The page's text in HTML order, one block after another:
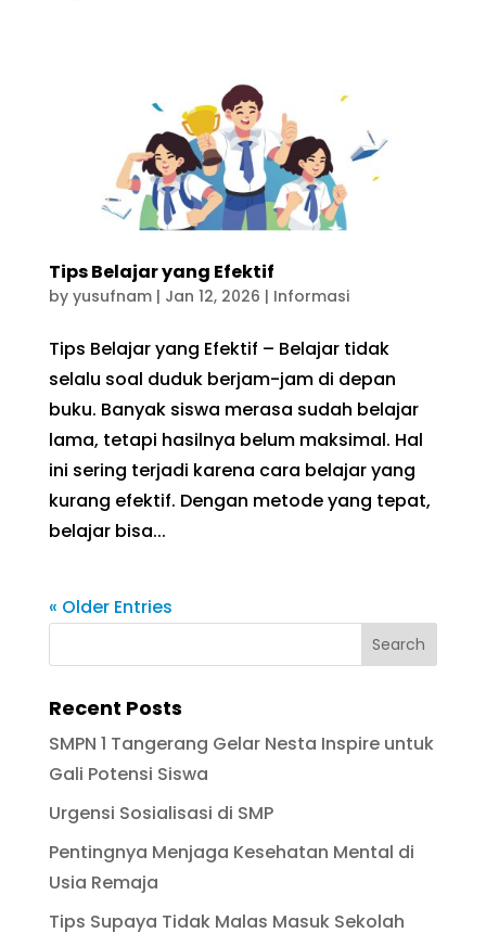
Tips Belajar yang Efektif
by yusufnam| Jan 12, 2026 | Informasi
Tips Belajar yang Efektif – Belajar tidak
selalu soal duduk berjam-jam di depan
buku. Banyak siswa merasa sudah belajar
lama, tetapi hasilnya belum maksimal. Hal
ini sering terjadi karena cara belajar yang
kurang efektif. Dengan metode yang tepat,
belajar bisa...
« Older Entries
Recent Posts
SMPN 1 Tangerang Gelar Nesta Inspire untuk
Gali Potensi Siswa
Urgensi Sosialisasi di SMP
Pentingnya Menjaga Kesehatan Mental di
Usia Remaja
Tips Supaya Tidak Malas Masuk Sekolah